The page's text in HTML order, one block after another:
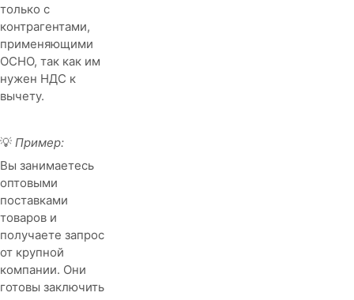
только с
контрагентами,
применяющими
ОСНО, так как им
нужен НДС к
вычету.
💡 Пример:
Вы занимаетесь
оптовыми
поставками
товаров и
получаете запрос
от крупной
компании. Они
готовы заключить